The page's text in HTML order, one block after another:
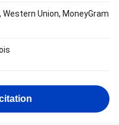
Western Union, MoneyGram